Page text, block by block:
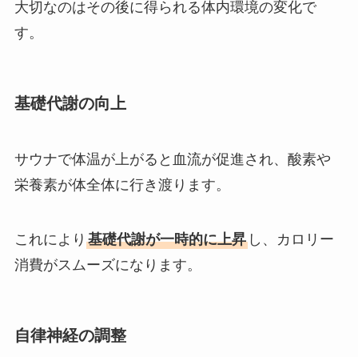
大切なのはその後に得られる体内環境の変化で
す。
基礎代謝の向上
サウナで体温が上がると血流が促進され、酸素や
栄養素が体全体に行き渡ります。
これにより 基礎代謝が一時的に上昇し、カロリー
消費がスムーズになります。
自律神経の調整